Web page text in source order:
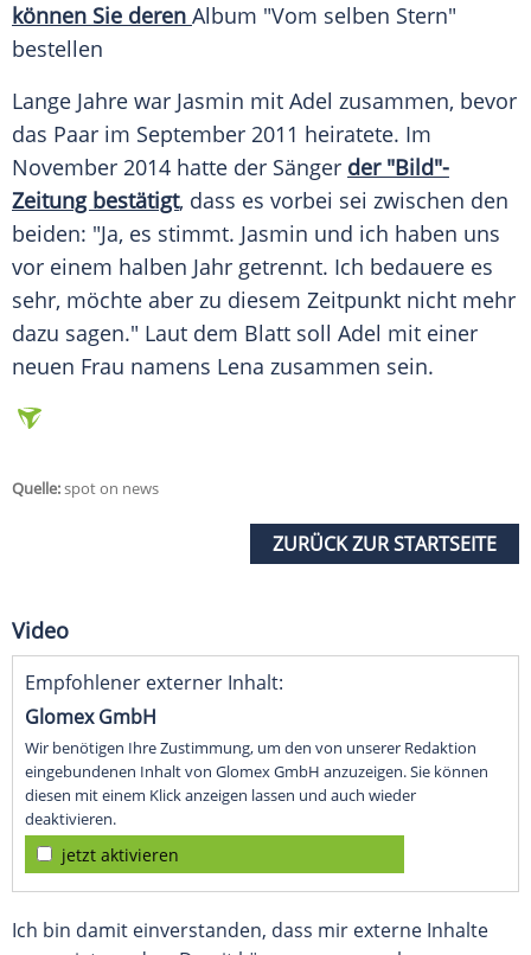
können Sie deren Album "Vom selben Stern"
bestellen
Lange Jahre war Jasmin mit Adel zusammen, bevor
das Paar im September 2011 heiratete. Im
November 2014 hatte der Sänger der "Bild"-
Zeitung bestätigt, dass es vorbei sei zwischen den
beiden: "Ja, es stimmt. Jasmin und ich haben uns
vor einem halben Jahr getrennt. Ich bedauere es
sehr, möchte aber zu diesem Zeitpunkt nicht mehr
dazu sagen." Laut dem Blatt soll Adel mit einer
neuen Frau namens Lena zusammen sein.
Quelle:spot on news
ZURÜCK ZUR STARTSEITE
Video
Empfohlener externer Inhalt:
Glomex GmbH
Wir benötigen Ihre Zustimmung, um den von unserer Redaktion
eingebundenen Inhalt von Glomex GmbH anzuzeigen. Sie können
diesen mit einem Klick anzeigen lassen und auch wieder
deaktivieren.
jetzt aktivieren
Ich bin damit einverstanden, dass mir externe Inhalte